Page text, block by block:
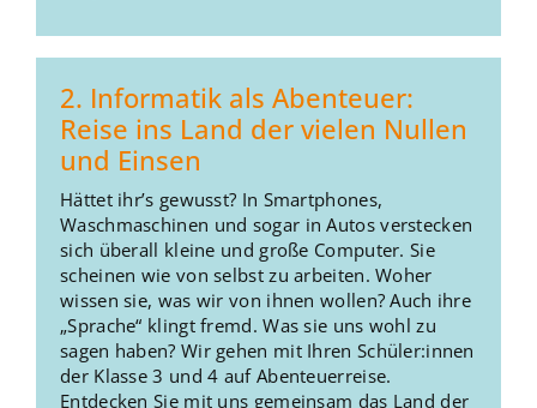
2. Informatik als Abenteuer:
Reise ins Land der vielen Nullen
und Einsen
Hättet ihr’s gewusst? In Smartphones,
Waschmaschinen und sogar in Autos verstecken
sich überall kleine und große Computer. Sie
scheinen wie von selbst zu arbeiten. Woher
wissen sie, was wir von ihnen wollen? Auch ihre
„Sprache“ klingt fremd. Was sie uns wohl zu
sagen haben? Wir gehen mit Ihren Schüler:innen
der Klasse 3 und 4 auf Abenteuerreise.
Entdecken Sie mit uns gemeinsam das Land der